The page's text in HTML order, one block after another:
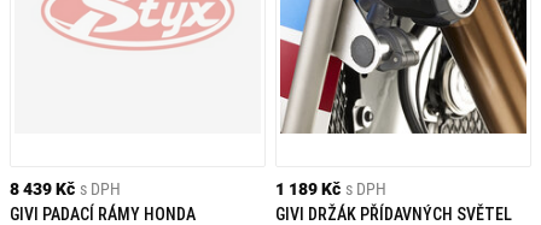
8 439 Kč s DPH
GIVI PADACÍ RÁMY HONDA
1 189 Kč s DPH
GIVI DRŽÁK PŘÍDAVNÝCH SVĚTEL